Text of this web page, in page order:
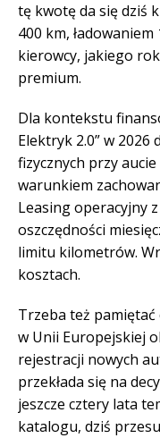
tę kwotę da się dziś
400 km,
kierowcy, jakiego
premium.
Dla kontekstu
Elektryk 2.0” w 2026
fizycznych przy
warunkiem
Leasing operacyjny
oszczędności
limitu kilometrów.
kosztach.
Trzeba też
w Unii Europejskiej
rejestracji nowych
przekłada się na
jeszcze cztery lata
katalogu, dziś